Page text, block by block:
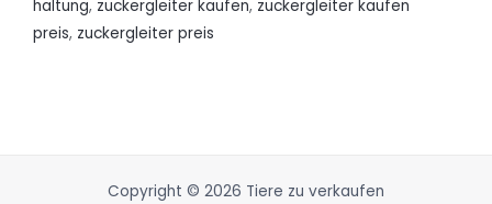
haltung, zuckergleiter kaufen, zuckergleiter kaufen
preis, zuckergleiter preis
Copyright © 2026 Tiere zu verkaufen